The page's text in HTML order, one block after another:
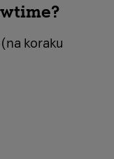
(na koraku